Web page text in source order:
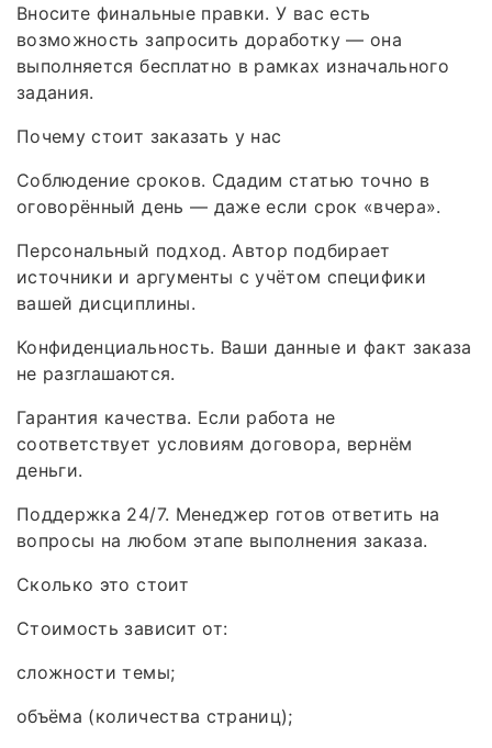
Вносите финальные правки. У вас есть
возможность запросить доработку — она
выполняется бесплатно в рамках изначального
задания.
Почему стоит заказать у нас
Соблюдение сроков. Сдадим статью точно в
оговорённый день — даже если срок «вчера».
Персональный подход. Автор подбирает
источники и аргументы с учётом специфики
вашей дисциплины.
Конфиденциальность. Ваши данные и факт заказа
не разглашаются.
Гарантия качества. Если работа не
соответствует условиям договора, вернём
деньги.
Поддержка 24/7. Менеджер готов ответить на
вопросы на любом этапе выполнения заказа.
Сколько это стоит
Стоимость зависит от:
сложности темы;
объёма (количества страниц);